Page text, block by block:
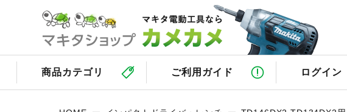
商品カテゴリ ご利用ガイド ログイン